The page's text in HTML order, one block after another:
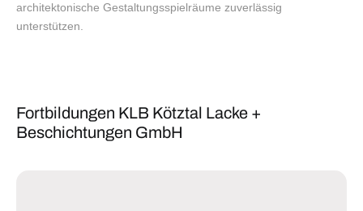
architektonische Gestaltungsspielräume zuverlässig
unterstützen.
Fortbildungen KLB Kötztal Lacke +
Beschichtungen GmbH